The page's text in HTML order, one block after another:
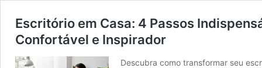
Escritório em Casa: 4 Passos
Confortável e Inspirador
Descubra como transformar seu